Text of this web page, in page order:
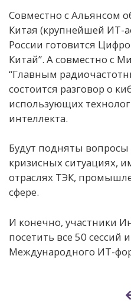
Совместно с Альянсом
Китая (крупнейшей ИТ-
России готовится
Китай”. А совместно с
“Главным
состоится разговор о
использующих
интеллекта.
Будут подняты вопросы
кризисных ситуациях,
отраслях ТЭК,
сфере.
И конечно, участники
посетить все 50 сессий
Международного ИТ-